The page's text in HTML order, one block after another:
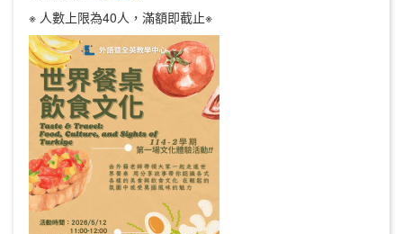
※ 人數上限為40人，滿額即截止※